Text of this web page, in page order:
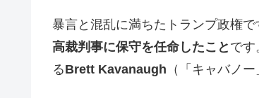
暴言と混乱に満ちたトランプ政権で
高裁判事に保守を任命したこと です
るBrett Kavanaugh （「キャバノ